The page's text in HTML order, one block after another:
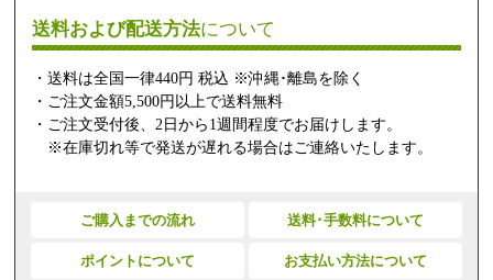
送料および配送方法について
・送料は全国一律440円 税込 ※沖縄･離島を除く
・ご注文金額5,500円以上で送料無料
・ご注文受付後、2日から1週間程度でお届けします。
※在庫切れ等で発送が遅れる場合はご連絡いたします。
ご購入までの流れ 送料･手数料について
ポイントについて お支払い方法について